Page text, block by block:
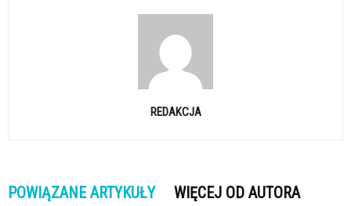
REDAKCJA
POWIĄZANE ARTYKUŁY WIĘCEJ OD AUTORA